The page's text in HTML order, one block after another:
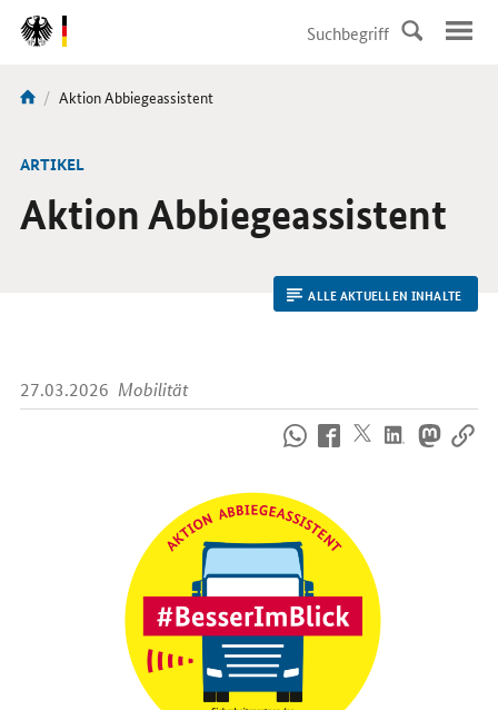
DirektZu:
Navigation
Sie
hier:
Aktuelle
Aktion Abbiegeassistent
ARTIKEL
Aktion Abbiegeassistent
ALLE AKTUELLEN INHALTE
27.03.2026 Mobilität